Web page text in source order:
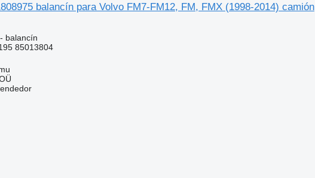
balancín para Volvo FM7-FM12, FM, FMX (1998-2014) camión
balancín
85013804